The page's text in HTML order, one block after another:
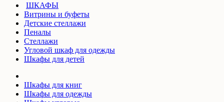
ШКАФЫ
Витрины и буфеты
Детские стеллажи
Пеналы
Стеллажи
Угловой шкаф для одежды
Шкафы для детей
Шкафы для книг
Шкафы для одежды